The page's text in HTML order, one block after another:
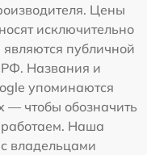
Цены
исключительно
публичной
РФ. Названия и
упоминаются
— чтобы обозначить
работаем. Наша
владельцами